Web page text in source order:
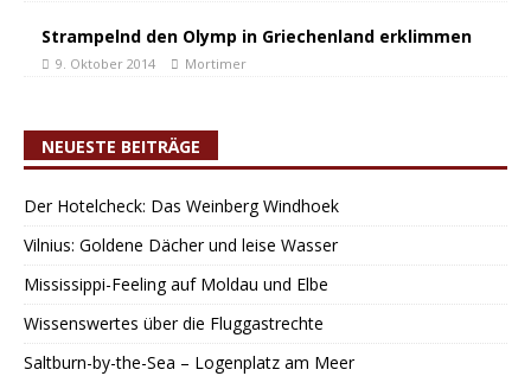
Strampelnd den Olymp in Griechenland erklimmen
9. Oktober 2014 Mortimer
NEUESTE BEITRÄGE
Der Hotelcheck: Das Weinberg Windhoek
Vilnius: Goldene Dächer und leise Wasser
Mississippi-Feeling auf Moldau und Elbe
Wissenswertes über die Fluggastrechte
Saltburn-by-the-Sea – Logenplatz am Meer